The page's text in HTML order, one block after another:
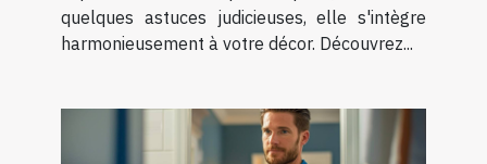
quelques astuces judicieuses, elle s'intègre
harmonieusement à votre décor. Découvrez...